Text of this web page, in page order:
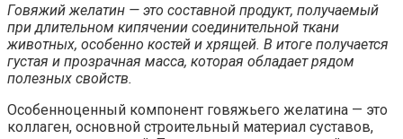
Говяжий желатин — это составной продукт, получаемый
при длительном кипячении соединительной ткани
животных, особенно костей и хрящей. В итоге получается
густая и прозрачная масса, которая обладает рядом
полезных свойств.
Особенноценный компонент говяжьего желатина — это
коллаген, основной строительный материал суставов,